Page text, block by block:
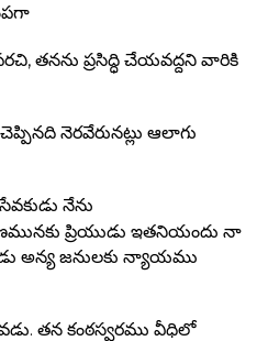
తనను ప్రసిద్ధి చేయవద్దని వారికి
నెరవేరునట్లు ఆలాగు
నేను
ప్రియుడు ఇతనియందు నా
అన్య జనులకు న్యాయము
తన కంఠస్వరము వీధిలో